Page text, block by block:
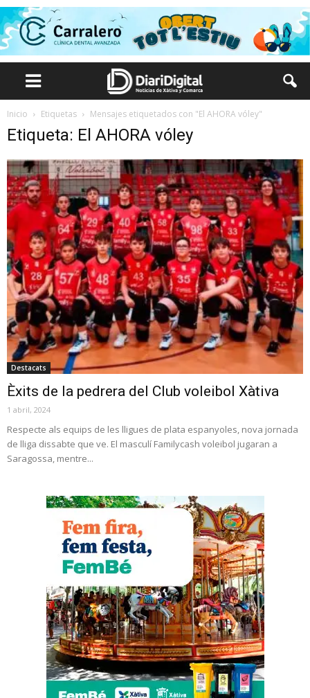
Inicio Etiquetas Mensajes etiquetados con "El AHORA vóley"
Etiqueta: El AHORA vóley
Destacats
Èxits de la pedrera del Club voleibol Xàtiva
1 abril, 2024
Respecte als equips de les lligues de plata espanyoles, nova jornada
de lliga dissabte que ve. El masculí Familycash voleibol jugaran a
Saragossa, mentre...